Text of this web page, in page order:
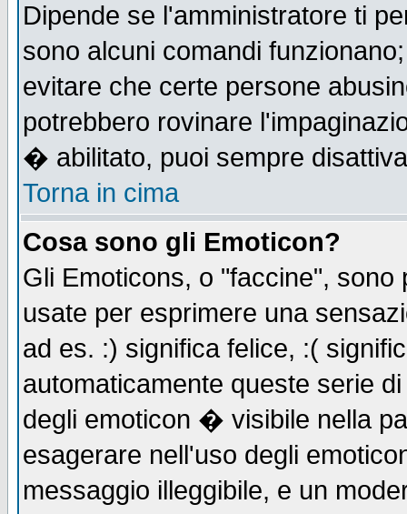
Dipende se l'amministratore ti
sono alcuni comandi
evitare che certe persone
potrebbero rovinare
� abilitato, puoi sempre
Torna in cima
Cosa sono gli Emoticon?
Gli Emoticons, o "faccine",
usate per esprimere una
ad es. :) significa felice, :(
automaticamente queste serie
degli emoticon � visibile nella
esagerare nell'uso degli
messaggio illeggibile, e un